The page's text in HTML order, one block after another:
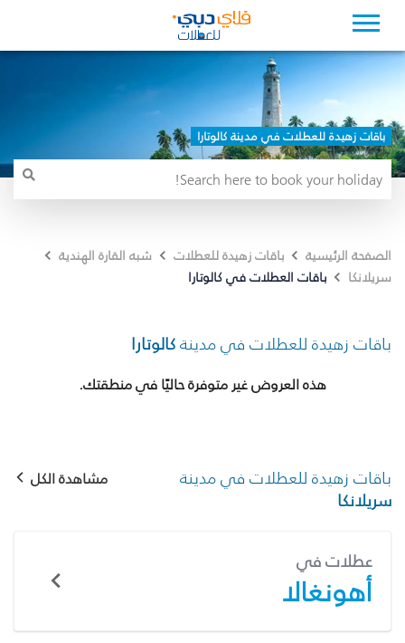
باقات زهيدة للعطلات في مدينة كالوتارا
الصفحة الرئيسية باقات زهيدة للعطلات
شبه القارة الهندية
سريلانكا
باقات العطلات في كالوتارا
باقات زهيدة للعطلات في مدينةكالوتارا
هذه العروض غير متوفرة حاليًا في منطقتك.
باقات زهيدة للعطلات في مدينة
سريلانكا
مشاهدة الكل
عطلات في
أهونغالا